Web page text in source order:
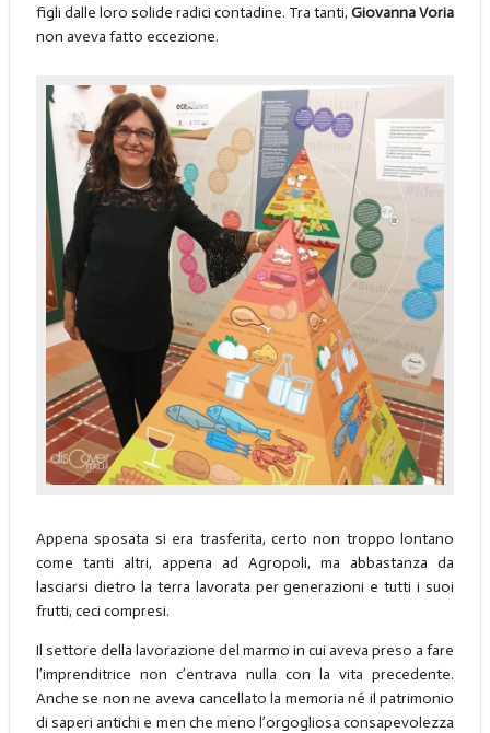
figli dalle loro solide radici contadine. Tra tanti,Giovanna Voria
non aveva fatto eccezione.
Appena sposata si era trasferita, certo non troppo lontano
come tanti altri, appena ad Agropoli, ma abbastanza da
lasciarsi dietro la terra lavorata per generazioni e tutti i suoi
frutti, ceci compresi.
Il settore della lavorazione del marmo in cui aveva preso a fare
l’imprenditrice non c’entrava nulla con la vita precedente.
Anche se non ne aveva cancellato la memoria né il patrimonio
di saperi antichi e men che meno l’orgogliosa consapevolezza